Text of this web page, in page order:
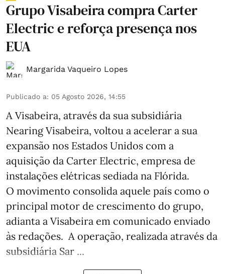
Grupo Visabeira compra Carter
Electric e reforça presença nos
EUA
Margarida Vaqueiro Lopes
Publicado a: 05 Agosto 2026, 14:55
A Visabeira, através da sua subsidiária
Nearing Visabeira, voltou a acelerar a sua
expansão nos Estados Unidos com a
aquisição da Carter Electric, empresa de
instalações elétricas sediada na Flórida.
O movimento consolida aquele país como o
principal motor de crescimento do grupo,
adianta a Visabeira em comunicado enviado
às redações. A operação, realizada através da
subsidiária Sar ...